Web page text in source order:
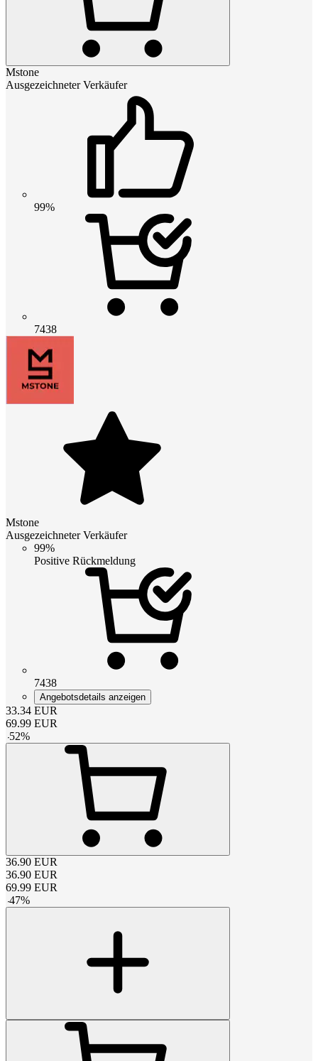
Mstone
Ausgezeichneter Verkäufer
99%
7438
Mstone
Ausgezeichneter Verkäufer
99%
Positive Rückmeldung
7438
Angebotsdetails anzeigen
33.34 EUR
69.99 EUR
-52%
36.90 EUR
36.90 EUR
69.99 EUR
-47%